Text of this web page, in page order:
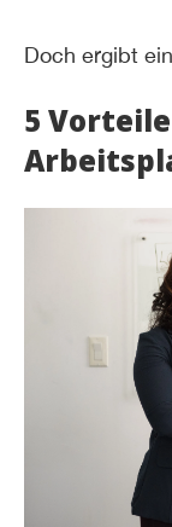
Doch ergibt
5